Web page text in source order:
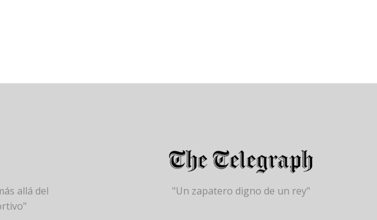
allá del
"Un zapatero digno de un rey"